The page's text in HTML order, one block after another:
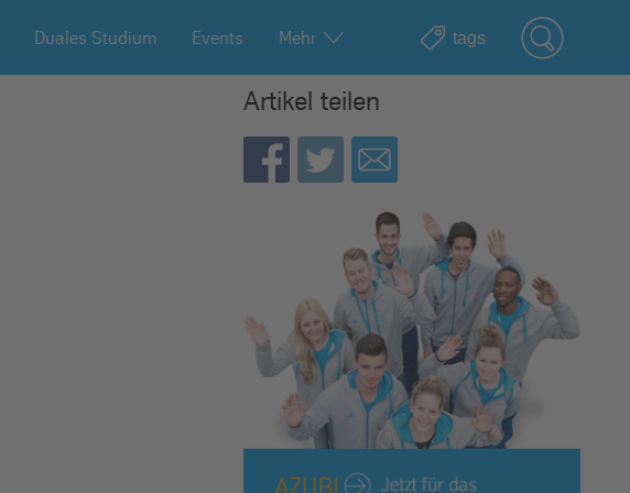
Duales Studium Events Mehr
Artikel teilen